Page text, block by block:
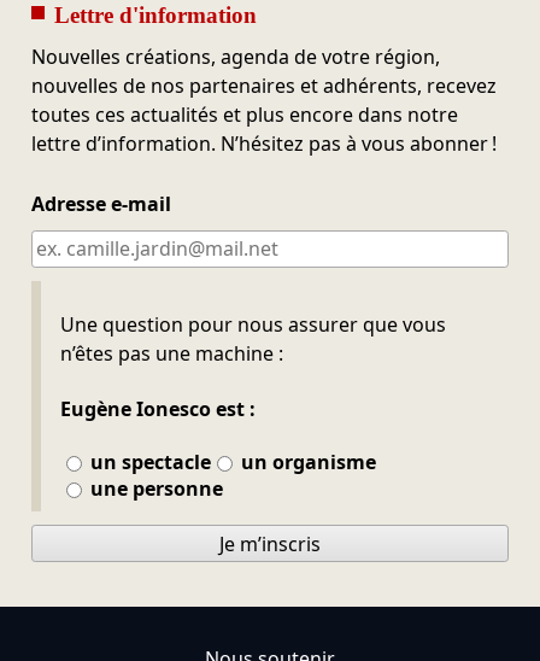
Lettre d'information
Nouvelles créations, agenda de votre région,
nouvelles de nos partenaires et adhérents, recevez
toutes ces actualités et plus encore dans notre
lettre d’information. N’hésitez pas à vous abonner !
Adresse e-mail
Une question pour nous assurer que vous
n’êtes pas une machine :
Eugène Ionesco est :
un spectacle
un organisme
une personne
Ne pas remplir
Je m’inscris